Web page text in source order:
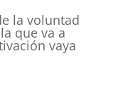
la voluntad
que va a
vaya